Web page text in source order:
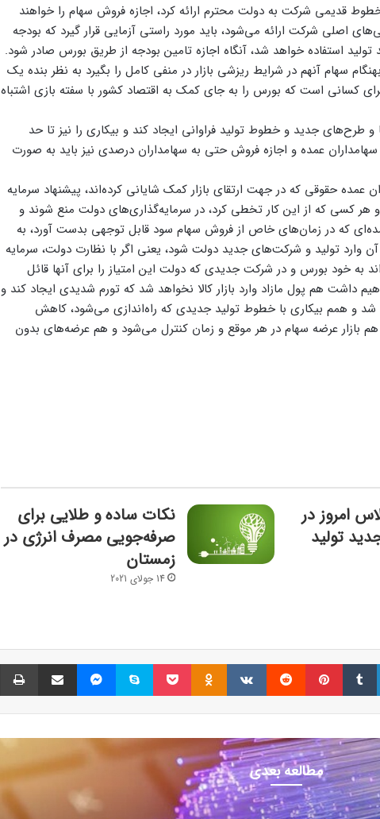
قدیمی شرکت به دولت محترم ارائه کرد، اجازه فروش سهام را خواهند
شرکت ارائه می‌شود، باید مورد راستی آزمایی قرار گیرد که بودجه
استفاده خواهد شد، آنگاه اجازه تامین بودجه از طریق بورس صادر شود.
سهام آنهم در شرایط ریزشی بازار در منفی کامل را بگیرد به نظر بنده یک
کسانی است که بورس را به جای کمک به اقتصاد کشور با سفته بازی اشتباه
و طرح‌های جدید و خطوط تولید فراوانی ایجاد کند و بیکاری را نیز تا حد
عمده و اجازه فروش حتی به سهامداران درصدی نیز باید به صورت
عمده حقوقی که در جهت ارتقای بازار کمک شایانی کرده‌اند، پیشنهاد سرمایه
کسی که از این کار تخطی کرد، در سرمایه‌گذاری‌های دولت منع شوند و
که در زمان‌های خاص از فروش سهام سود قابل توجهی بدست آورد، به
وارد تولید و شرکت‌های جدید دولت شود، یعنی اگر با نظارت دولت، سرمایه
به خود بورس و در شرکت جدیدی که دولت این امتیاز را برای آنها قائل
داشت هم پول مازاد وارد بازار کالا نخواهد شد که تورم شدیدی ایجاد کند و
و همم بیکاری با خطوط تولید جدیدی که راه‌اندازی می‌شود، کاهش
بازار عرضه سهام در هر موقع و زمان کنترل می‌شود و هم عرضه‌های بدون
امروز در
تولید
نکات ساده و طلایی برای
صرفه‌جویی مصرف انرژی در
زمستان
14 جولای 2021
لینکداین تامبلر پینتریست Reddit
VKontakte
Odnoklassniki پاکت اسکایپ مسنجر اشتراک گذاری با ایمیل
مطالعه بعدی